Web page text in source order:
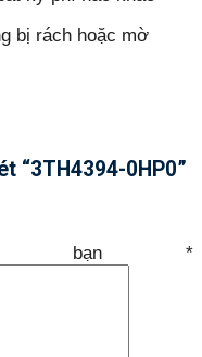
bị rách hoặc mờ
“3TH4394-0HP0”
bạn *